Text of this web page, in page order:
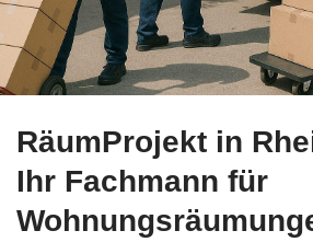
RäumProjekt in
Ihr Fachmann für